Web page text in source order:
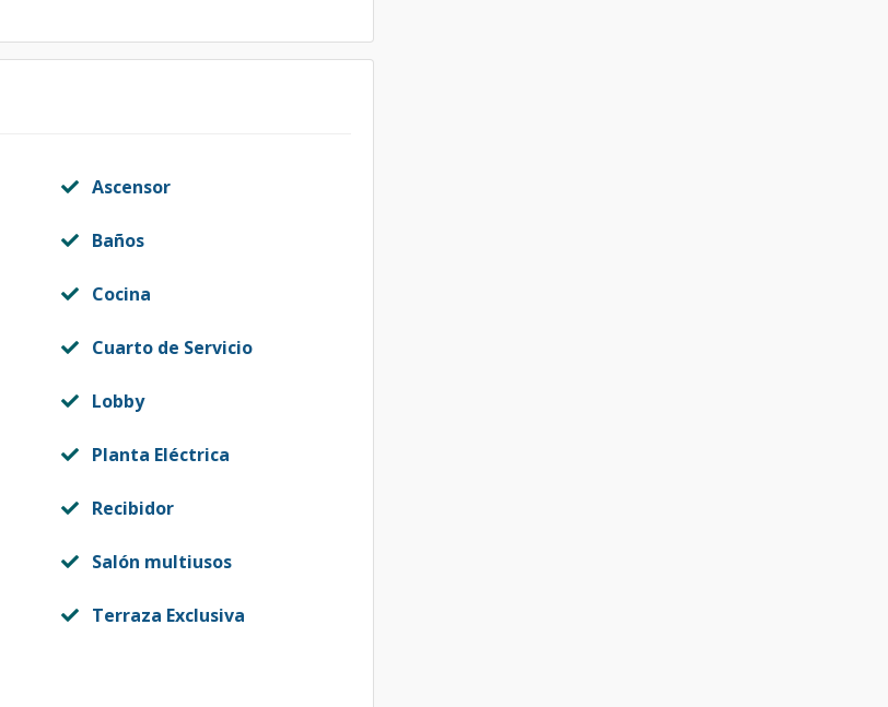
Ascensor
Baños
Cocina
Cuarto de Servicio
Lobby
Planta Eléctrica
Recibidor
Salón multiusos
Terraza Exclusiva